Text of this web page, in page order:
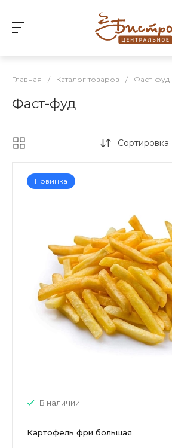
Главная / Каталог товаров / Фаст-фуд
Фаст-фуд
Сортировка
Новинка
В наличии
Картофель фри большая